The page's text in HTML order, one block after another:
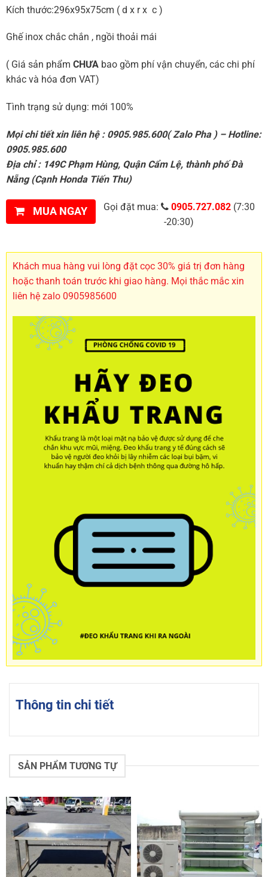
Kích thước:296x95x75cm ( d x r x c )
Ghế inox chắc chắn , ngồi thoải mái
( Giá sản phẩm CHƯAbao gồm phí vận chuyển, các chi phí
khác và hóa đơn VAT)
Tình trạng sử dụng: mới 100%
Mọi chi tiết xin liên hệ : 0905.985.600( Zalo Pha ) – Hotline:
0905.985.600
Địa chỉ : 149C Phạm Hùng, Quận Cẩm Lệ, thành phố Đà
Nẵng (Cạnh Honda Tiến Thu)
MUA NGAY Gọi đặt mua: 0905.727.082(7:30
-20:30)
Khách mua hàng vui lòng đặt cọc 30% giá trị đơn hàng
hoặc thanh toán trước khi giao hàng. Mọi thắc mắc xin
liên hệ zalo 0905985600
Thông tin chi tiết
SẢN PHẨM TƯƠNG TỰ